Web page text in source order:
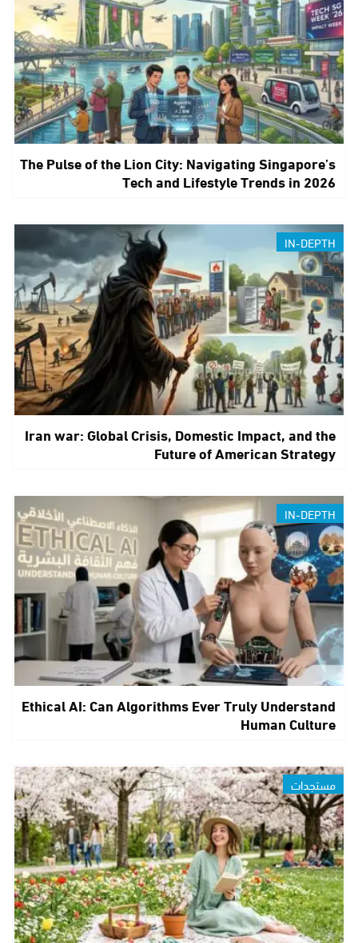
The Pulse of the Lion City: Navigating Singapore’s
Tech and Lifestyle Trends in 2026
IN-DEPTH
Iran war: Global Crisis, Domestic Impact, and the
Future of American Strategy
IN-DEPTH
Ethical AI: Can Algorithms Ever Truly Understand
Human Culture
مستجدات